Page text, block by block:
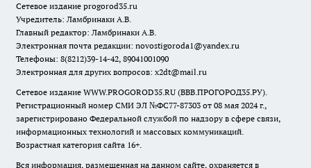
Сетевое издание progorod35.ru
Учредитель: Ламбринаки А.В.
Главный редактор: Ламбринаки А.В.
Электронная почта редакции: novostigoroda1@yandex.ru
Телефоны: 8(8212)39-14-42, 89041001090
Электронная для других вопросов: x2dt@mail.ru
Сетевое издание WWW.PROGOROD35.RU (ВВВ.ПРОГОРОД35.РУ).
Регистрационный номер СМИ ЭЛ №ФС77-87303 от 08 мая 2024 г.,
зарегистрировано Федеральной службой по надзору в сфере связи,
информационных технологий и массовых коммуникаций.
Возрастная категория сайта 16+.
Вся информация, размещенная на данном сайте, охраняется в